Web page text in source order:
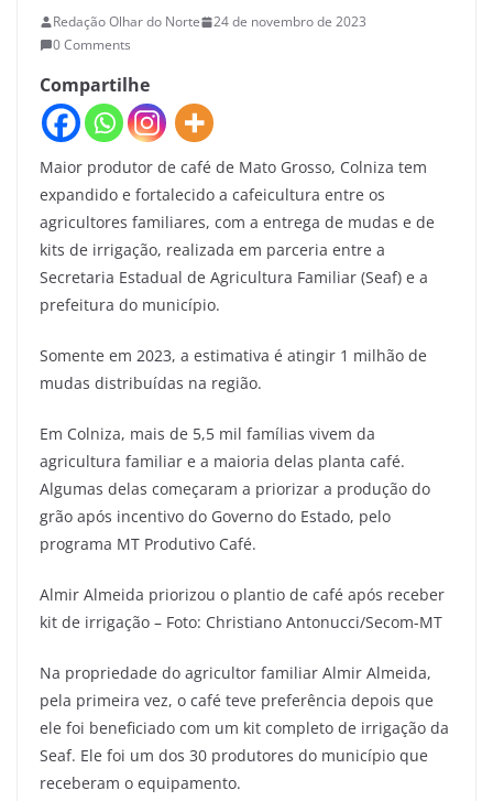
Redação Olhar do Norte
24 de novembro de 2023
0 Comments
Compartilhe
Maior produtor de café de Mato Grosso, Colniza tem
expandido e fortalecido a cafeicultura entre os
agricultores familiares, com a entrega de mudas e de
kits de irrigação, realizada em parceria entre a
Secretaria Estadual de Agricultura Familiar (Seaf) e a
prefeitura do município.
Somente em 2023, a estimativa é atingir 1 milhão de
mudas distribuídas na região.
Em Colniza, mais de 5,5 mil famílias vivem da
agricultura familiar e a maioria delas planta café.
Algumas delas começaram a priorizar a produção do
grão após incentivo do Governo do Estado, pelo
programa MT Produtivo Café.
Almir Almeida priorizou o plantio de café após receber
kit de irrigação – Foto: Christiano Antonucci/Secom-MT
Na propriedade do agricultor familiar Almir Almeida,
pela primeira vez, o café teve preferência depois que
ele foi beneficiado com um kit completo de irrigação da
Seaf. Ele foi um dos 30 produtores do município que
receberam o equipamento.